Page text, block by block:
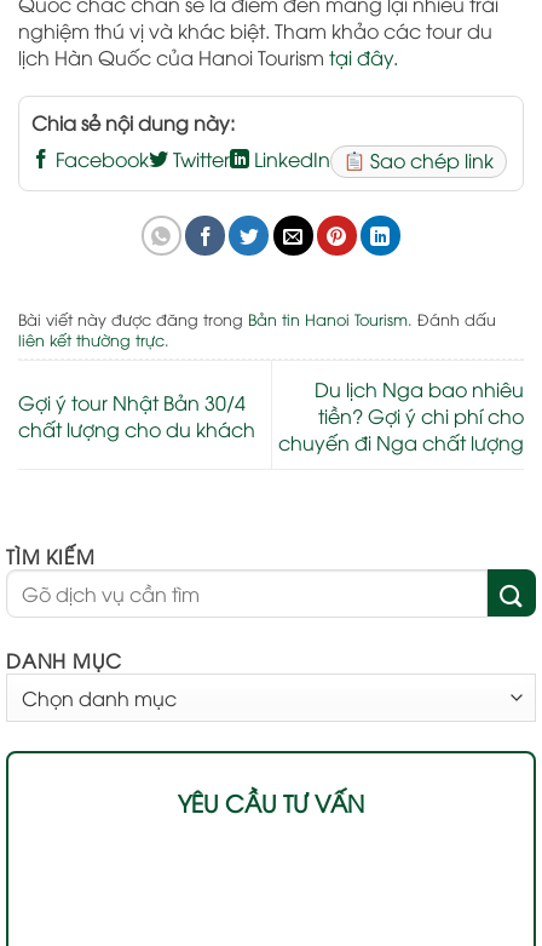
nghiệm thú vị và khác biệt. Tham khảo các tour du
lịch Hàn Quốc của Hanoi Tourism tại đây.
Chia sẻ nội dung này:
Facebook
Twitter LinkedIn Sao chép link
Bài viết này được đăng trong Bản tin Hanoi Tourism. Đánh dấu
liên kết thường trực.
Gợi ý tour Nhật Bản 30/4
chất lượng cho du khách
Du lịch Nga bao nhiêu
tiền? Gợi ý chi phí cho
chuyến đi Nga chất lượng
TÌM KIẾM
DANH MỤC
MỤC
YÊU CẦU TƯ VẤN